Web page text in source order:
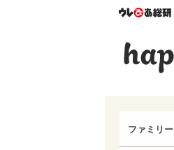
ファミリー